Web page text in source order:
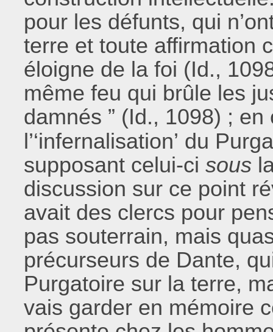
pour les défunts, qui
terre et toute affirmation
éloigne de la foi (Id.,
même feu qui brûle les
damnés ” (Id., 1098) ;
l’‘infernalisation’ du
supposant celui-cisous
discussion sur ce point
avait des clercs pour
pas souterrain, mais
précurseurs de Dante,
Purgatoire sur la terre,
vais garder en mémoire